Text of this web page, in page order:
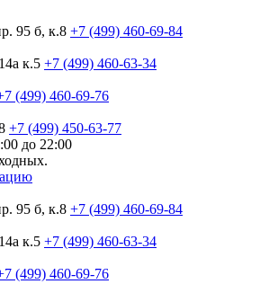
95 б, к.8 +7 (499) 460-69-84
к.5 +7 (499) 460-63-34
(499) 460-69-76
+7 (499) 450-63-77
до 22:00
95 б, к.8 +7 (499) 460-69-84
к.5 +7 (499) 460-63-34
(499) 460-69-76